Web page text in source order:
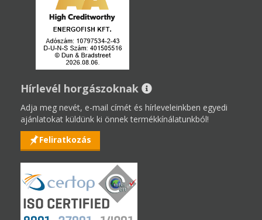
Hírlevél horgászoknak
Adja meg nevét, e-mail címét és hírleveleinkben egyedi
ajánlatokat küldünk ki önnek termékkínálatunkból!
Feliratkozás